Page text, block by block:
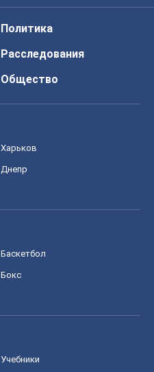
Политика
Расследования
Общество
Харьков
Днепр
Баскетбол
Бокс
Учебники